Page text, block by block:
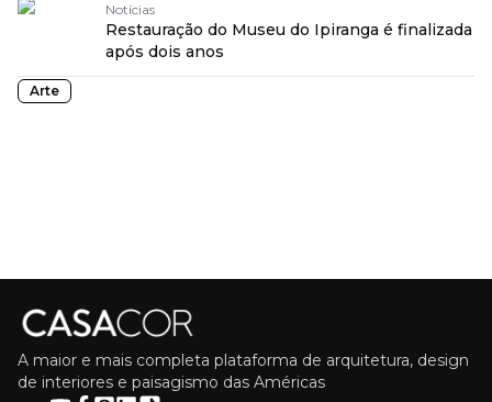
Notícias
Restauração do Museu do Ipiranga é finalizada
após dois anos
Arte
A maior e mais completa plataforma de arquitetura, design
de interiores e paisagismo das Américas